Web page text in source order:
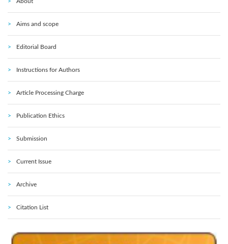
Aims and scope
Editorial Board
Instructions for Authors
Article Processing Charge
Publication Ethics
Submission
Current Issue
Archive
Citation List